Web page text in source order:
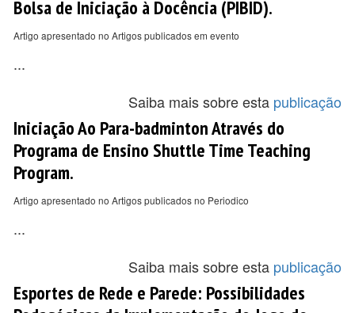
Bolsa de Iniciação à Docência (PIBID).
Artigo apresentado no Artigos publicados em evento
...
Saiba mais sobre esta publicação
Iniciação Ao Para-badminton Através do
Programa de Ensino Shuttle Time Teaching
Program.
Artigo apresentado no Artigos publicados no Periodico
...
Saiba mais sobre esta publicação
Esportes de Rede e Parede: Possibilidades